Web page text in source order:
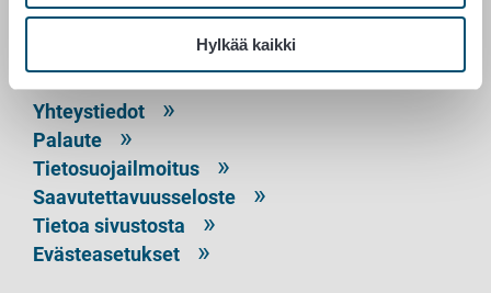
Hylkää kaikki
Yhteystiedot
Palaute
Tietosuojailmoitus
Saavutettavuusseloste
Tietoa sivustosta
Evästeasetukset